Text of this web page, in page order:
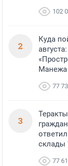
102
2
Куда
Манежа
77
3
склады
77